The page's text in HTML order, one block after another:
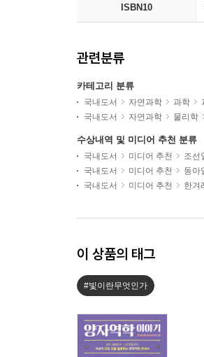
ISBN10
관련분류
카테고리 분류
국내도서 자연과학 과학
국내도서
자연과학 물리학
수상내역 및 미디어 추천 분류
국내도서 미디어 추천
조선
국내도서
미디어 추천
동아
국내도서
미디어 추천 한겨
이 상품의 태그
#빛이란무엇인가